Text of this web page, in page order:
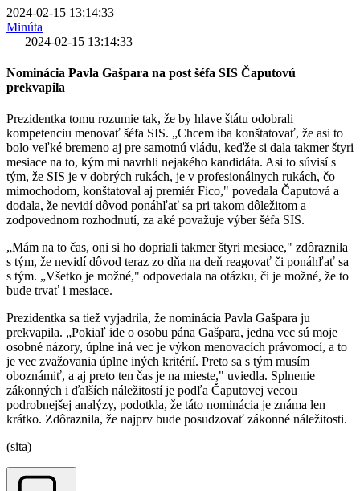
2024-02-15 13:14:33
Minúta
|
2024-02-15 13:14:33
Nominácia Pavla Gašpara na post šéfa SIS Čaputovú
prekvapila
Prezidentka tomu rozumie tak, že by hlave štátu odobrali
kompetenciu menovať šéfa SIS. „Chcem iba konštatovať, že asi to
bolo veľké bremeno aj pre samotnú vládu, keďže si dala takmer štyri
mesiace na to, kým mi navrhli nejakého kandidáta. Asi to súvisí s
tým, že SIS je v dobrých rukách, je v profesionálnych rukách, čo
mimochodom, konštatoval aj premiér Fico," povedala Čaputová a
dodala, že nevidí dôvod ponáhľať sa pri takom dôležitom a
zodpovednom rozhodnutí, za aké považuje výber šéfa SIS.
„Mám na to čas, oni si ho dopriali takmer štyri mesiace," zdôraznila
s tým, že nevidí dôvod teraz zo dňa na deň reagovať či ponáhľať sa
s tým. „Všetko je možné," odpovedala na otázku, či je možné, že to
bude trvať i mesiace.
Prezidentka sa tiež vyjadrila, že nominácia Pavla Gašpara ju
prekvapila. „Pokiaľ ide o osobu pána Gašpara, jedna vec sú moje
osobné názory, úplne iná vec je výkon menovacích právomocí, a to
je vec zvažovania úplne iných kritérií. Preto sa s tým musím
oboznámiť, a aj preto ten čas je na mieste," uviedla. Splnenie
zákonných i ďalších náležitostí je podľa Čaputovej vecou
podrobnejšej analýzy, podotkla, že táto nominácia je známa len
krátko. Zdôraznila, že najprv bude posudzovať zákonné náležitosti.
(sita)